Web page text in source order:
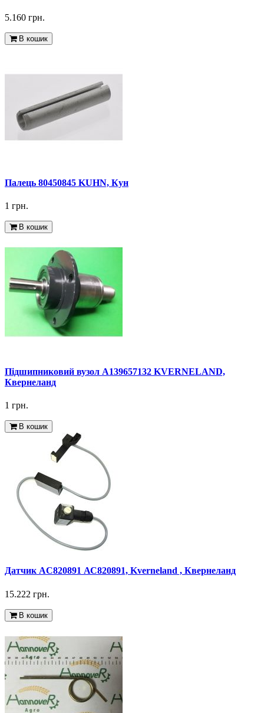
5.160 грн.
В кошик
Палець 80450845 KUHN, Кун
1 грн.
В кошик
Підшипниковий вузол A139657132 KVERNELAND,
Квернеланд
1 грн.
В кошик
Датчик AC820891 АС820891, Kverneland , Квернеланд
15.222 грн.
В кошик